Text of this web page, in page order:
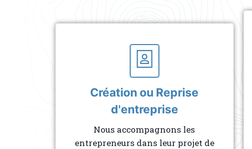
Création ou Reprise
d'entreprise
Nous accompagnons les
entrepreneurs dans leur projet de